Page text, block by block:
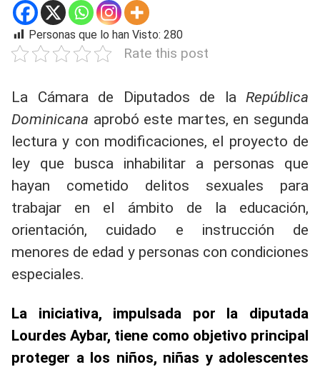
Personas que lo han Visto: 280
Rate this post
La Cámara de Diputados de la República
Dominicana aprobó este martes, en segunda
lectura y con modificaciones, el proyecto de
ley que busca inhabilitar a personas que
hayan cometido delitos sexuales para
trabajar en el ámbito de la educación,
orientación, cuidado e instrucción de
menores de edad y personas con condiciones
especiales.
La iniciativa, impulsada por la diputada
Lourdes Aybar, tiene como objetivo principal
proteger a los niños, niñas y adolescentes